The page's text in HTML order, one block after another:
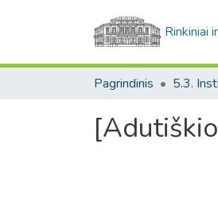
Rinkiniai
Pagrindinis